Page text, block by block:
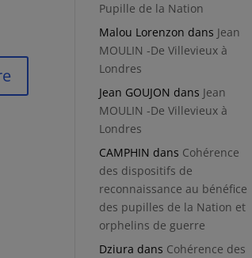
Pupille de la Nation
Malou Lorenzon dans Jean
MOULIN -De Villevieux à
Londres
Jean GOUJON dans Jean
MOULIN -De Villevieux à
Londres
CAMPHIN dans Cohérence
des dispositifs de
reconnaissance au bénéfice
des pupilles de la Nation et
orphelins de guerre
Dziura dans Cohérence des